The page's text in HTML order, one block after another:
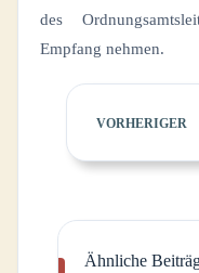
des
Empfang nehmen.
VORHERIGER
Ähnliche